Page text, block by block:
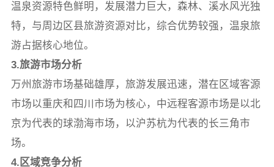
温泉资源特色鲜明，发展潜力巨大，森林、溪水风光独
特，与周边区县旅游资源对比，综合优势较强，温泉旅
游占据核心地位。
3.旅游市场分析
万州旅游市场基础雄厚，旅游发展迅速，潜在区域客源
市场以重庆和四川市场为核心，中远程客源市场是以北
京为代表的球渤海市场，以沪苏杭为代表的长三角市
场。
4.区域竞争分析